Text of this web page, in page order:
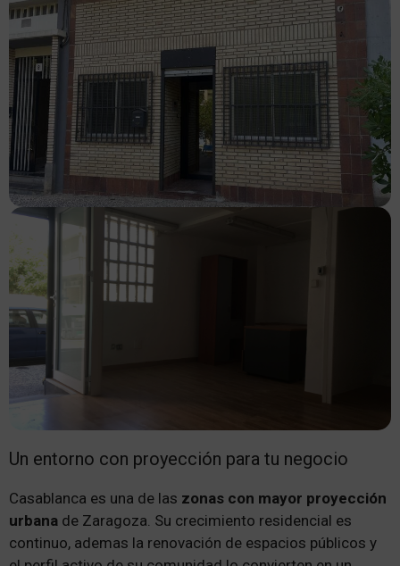
Un entorno con proyección para tu negocio
Casablanca es una de las zonas con mayor proyección
urbana de Zaragoza. Su crecimiento residencial es
continuo, ademas la renovación de espacios públicos y